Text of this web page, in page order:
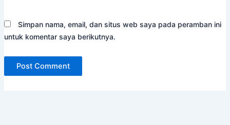
Simpan nama, email, dan situs web saya pada peramban ini
untuk komentar saya berikutnya.